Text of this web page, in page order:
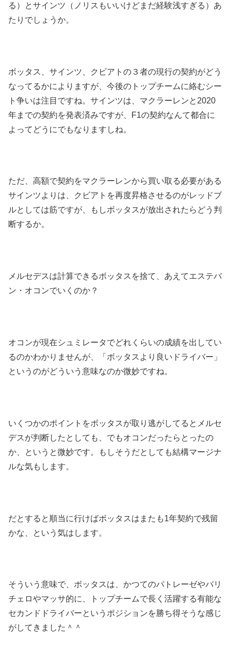
る）とサインツ（ノリスもいいけどまだ経験浅すぎる）あ
たりでしょうか。
ボッタス、サインツ、クビアトの３者の現行の契約がどう
なってるかによりますが、今後のトップチームに絡むシー
ト争いは注目ですね。サインツは、マクラーレンと2020
年までの契約を発表済みですが、F1の契約なんて都合に
よってどうにでもなりますしね。
ただ、高額で契約をマクラーレンから買い取る必要がある
サインツよりは、クビアトを再度昇格させるのがレッドブ
ルとしては筋ですが、もしボッタスが放出されたらどう判
断するか。
メルセデスは計算できるボッタスを捨て、あえてエステバ
ン・オコンでいくのか？
オコンが現在シュミレータでどれくらいの成績を出してい
るのかわかりませんが、「ボッタスより良いドライバー」
というのがどういう意味なのか微妙ですね。
いくつかのポイントをボッタスが取り逃がしてるとメルセ
デスが判断したとしても、でもオコンだったらとったの
か、というと微妙です。もしそうだとしても結構マージナ
ルな気もします。
だとすると順当に行けばボッタスはまたも1年契約で残留
かな、という気はします。
そういう意味で、ボッタスは、かつてのパトレーゼやバリ
チェロやマッサ的に、トップチームで長く活躍する有能な
セカンドドライバーというポジションを勝ち得そうな感じ
がしてきました＾＾